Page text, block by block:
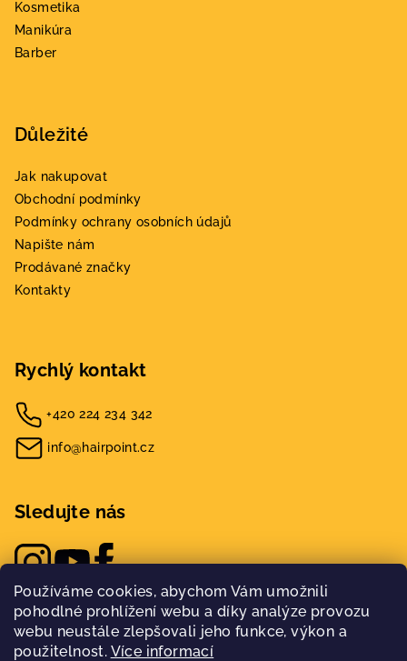
Používáme cookies, abychom Vám umožnili
pohodlné prohlížení webu a díky analýze provozu
webu neustále zlepšovali jeho funkce, výkon a
použitelnost. Více informací
Kosmetika
Manikúra
Barber
Důležité
Jak nakupovat
Obchodní podmínky
Podmínky ochrany osobních údajů
Napište nám
Prodávané značky
Kontakty
Rychlý kontakt
+420 224 234 342
info@hairpoint.cz
Sledujte nás